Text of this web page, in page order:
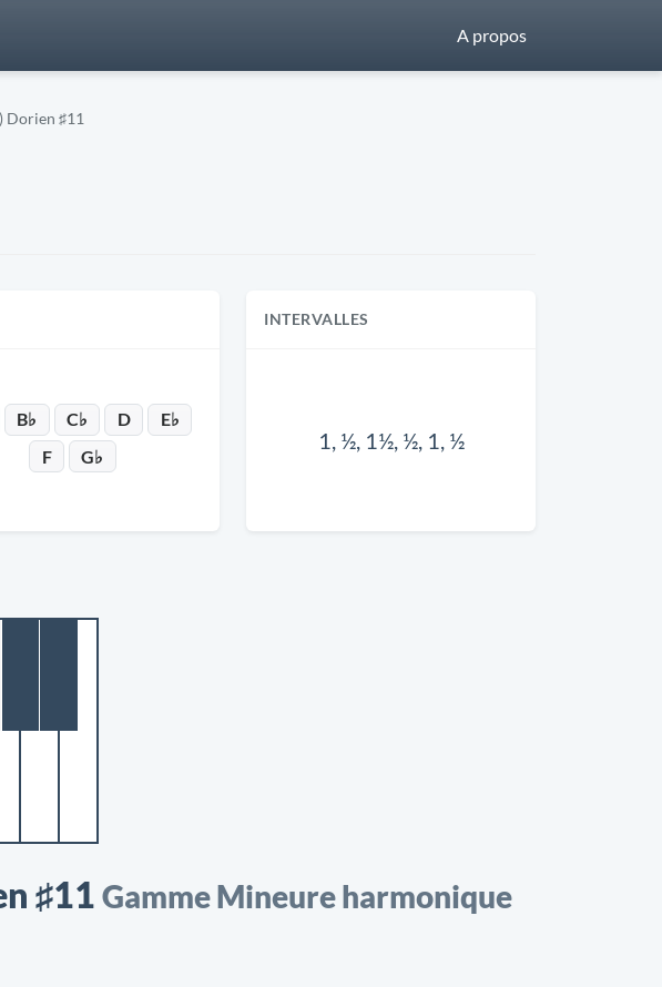
A propos
Dorien ♯11
B♭ C♭ D
E♭
F
G♭
INTERVALLES
1, ½, 1½, ½, 1, ½
♯11 Gamme Mineure harmonique